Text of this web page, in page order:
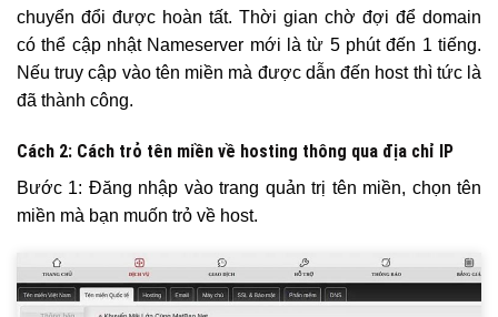
chuyển đổi được hoàn tất. Thời gian chờ đợi để domain
có thể cập nhật Nameserver mới là từ 5 phút đến 1 tiếng.
Nếu truy cập vào tên miền mà được dẫn đến host thì tức là
đã thành công.
Cách 2: Cách trỏ tên miền về hosting thông qua địa chỉ IP
Bước 1: Đăng nhập vào trang quản trị tên miền, chọn tên
miền mà bạn muốn trỏ về host.